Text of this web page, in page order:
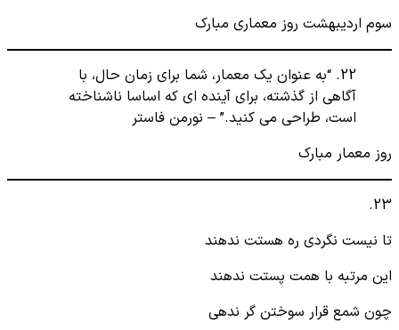
سوم اردیبهشت روز معماری مبارک
22. “به عنوان یک معمار، شما برای زمان حال، با
آگاهی از گذشته، برای آینده ای که اساسا ناشناخته
است، طراحی می کنید.” – نورمن فاستر
روز معمار مبارک
23.
تا نیست نگردی ره هستت ندهند
این مرتبه با همت پستت ندهند
چون شمع قرار سوختن گر ندهی